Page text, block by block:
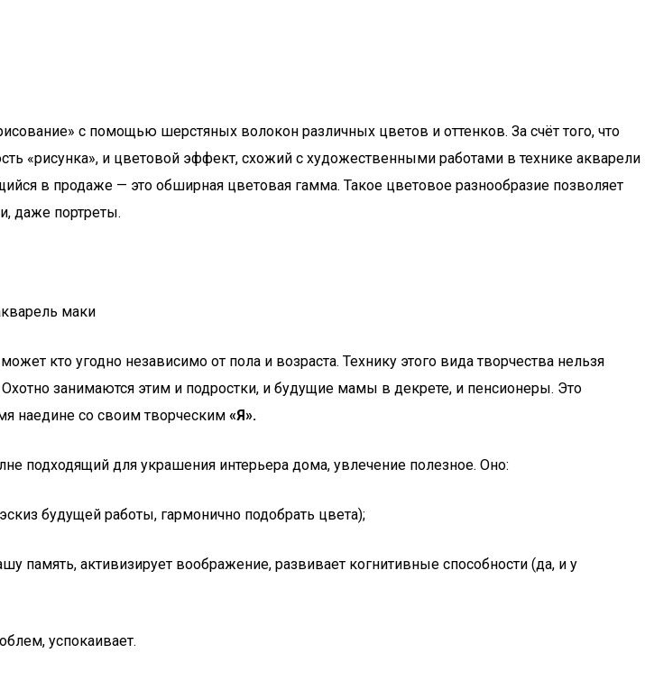
с помощью шерстяных волокон различных цветов и оттенков. За счёт того, что
«рисунка», и цветовой эффект, схожий с художественными работами в технике акварели
в продаже — это обширная цветовая гамма. Такое цветовое разнообразие позволяет
даже портреты.
кто угодно независимо от пола и возраста. Технику этого вида творчества нельзя
занимаются этим и подростки, и будущие мамы в декрете, и пенсионеры. Это
наедине со своим творческим «Я».
подходящий для украшения интерьера дома, увлечение полезное. Оно:
будущей работы, гармонично подобрать цвета);
память, активизирует воображение, развивает когнитивные способности (да, и у
успокаивает.